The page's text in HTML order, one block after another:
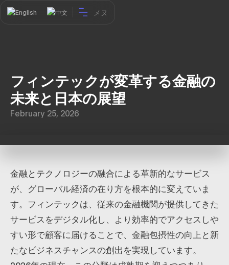
English 中文 メヌ
フィンテックが変革する金融の
未来と日本の展望
February 25, 2026
金融とテクノロジーの融合による革新的なサービス
が、グローバル経済の在り方を根本的に変えていま
す。フィンテックは、従来の金融機関が提供してきた
サービスをデジタル化し、より効率的でアクセスしや
すい形で顧客に届けることで、金融包摂性の向上と新
たなビジネスチャンスの創出を実現しています。